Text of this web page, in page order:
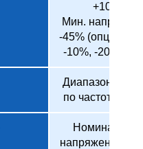
+10%)
Мин.
-45%
-10%, -20%, -
Диапазон
по частоте: ±
Номинальное
напряжение ±